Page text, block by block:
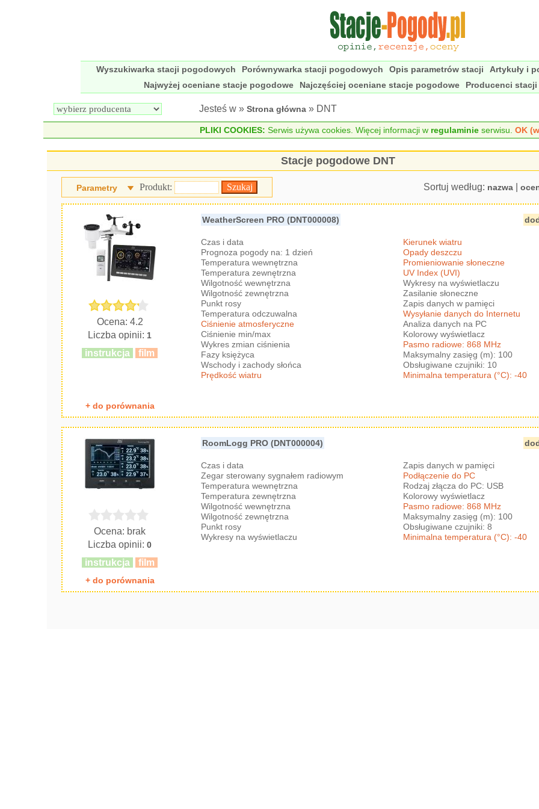
Wyszukiwarka stacji pogodowych Porównywarka stacji pogodowych Opis parametrów stacji Artykuły i
Najwyżej oceniane stacje pogodowe
Najczęściej oceniane stacje pogodowe Producenci
Jesteś w » Strona główna » DNT
PLIKI COOKIES: Serwis używa cookies. Więcej informacji w regulaminieserwisu. OK
Stacje pogodowe DNT
Sortuj według: nazwa|
Parametry Produkt:
WeatherScreen PRO (DNT000008)
Ocena: 4.2
Liczba opinii: 1
instrukcja film
Czas i data
Prognoza pogody na: 1 dzień
Temperatura wewnętrzna
Temperatura zewnętrzna
Wilgotność wewnętrzna
Wilgotność zewnętrzna
Punkt rosy
Temperatura odczuwalna
Ciśnienie atmosferyczne
Ciśnienie min/max
Wykres zmian ciśnienia
Fazy księżyca
Wschody i zachody słońca
Prędkość wiatru
Kierunek wiatru
Opady deszczu
Promieniowanie słoneczne
UV Index (UVI)
Wykresy na wyświetlaczu
Zasilanie słoneczne
Zapis danych w pamięci
Wysyłanie danych do Internetu
Analiza danych na PC
Kolorowy wyświetlacz
Pasmo radiowe: 868 MHz
Maksymalny zasięg (m): 100
Obsługiwane czujniki: 10
Minimalna temperatura (°C): -40
+ do porównania
RoomLogg PRO (DNT000004)
Ocena: brak
Liczba opinii:0
instrukcja film
Czas i data
Zegar sterowany sygnałem radiowym
Temperatura wewnętrzna
Temperatura zewnętrzna
Wilgotność wewnętrzna
Wilgotność zewnętrzna
Punkt rosy
Wykresy na wyświetlaczu
Zapis danych w pamięci
Podłączenie do PC
Rodzaj złącza do PC: USB
Kolorowy wyświetlacz
Pasmo radiowe: 868 MHz
Maksymalny zasięg (m): 100
Obsługiwane czujniki: 8
Minimalna temperatura (°C): -40
+ do porównania